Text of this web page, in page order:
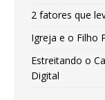
2 fatores que
Igreja e o Filho
Estreitando o
Digital